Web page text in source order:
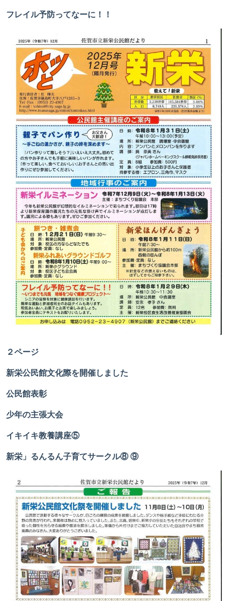
フレイル予防ってなーに！！
２ページ
新栄公民館文化際を開催しました
公民館表彰
少年の主張大会
イキイキ教養講座⑤
新栄」るんるん子育てサークル⑧⑨